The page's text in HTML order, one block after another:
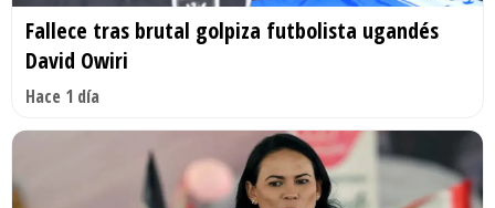
Fallece tras brutal golpiza futbolista ugandés
David Owiri
Hace 1 día